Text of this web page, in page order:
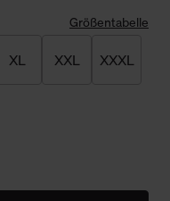
Größentabelle
XL XXL XXXL